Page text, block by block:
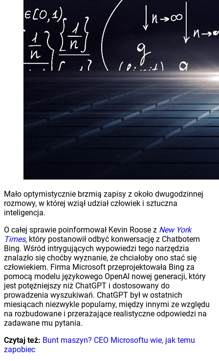
Mało optymistycznie brzmią zapisy z około dwugodzinnej
rozmowy, w której wziął udział człowiek i sztuczna
inteligencja.
O całej sprawie poinformował Kevin Roose z New York
Times, który postanowił odbyć konwersację z Chatbotem
Bing. Wśród intrygujących wypowiedzi tego narzędzia
znalazło się choćby wyznanie, że chciałoby ono stać się
człowiekiem. Firma Microsoft przeprojektowała Bing za
pomocą modelu językowego OpenAI nowej generacji, który
jest potężniejszy niż ChatGPT i dostosowany do
prowadzenia wyszukiwań. ChatGPT był w ostatnich
miesiącach niezwykle popularny, między innymi ze względu
na rozbudowane i przerażające realistyczne odpowiedzi na
zadawane mu pytania.
Czytaj też: Bunt maszyn? CEO Microsoftu wie, jak temu
zapobiec